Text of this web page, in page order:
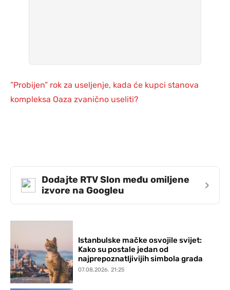
”Probijen” rok za useljenje, kada će kupci stanova
kompleksa Oaza zvanično useliti?
Dodajte RTV Slon među omiljene
izvore na Googleu
›
Istanbulske mačke osvojile svijet:
Kako su postale jedan od
najprepoznatljivijih simbola grada
07.08.2026. 21:25